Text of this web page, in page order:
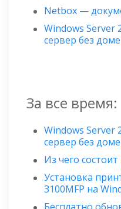
Netbox —
Windows
сервер без
За все время:
Windows
сервер без
Из чего
Установка
3100MFP на
Бесплатно